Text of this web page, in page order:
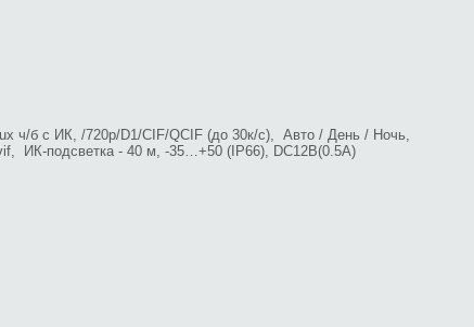
ч/б с ИК, /720p/D1/CIF/QCIF (до 30к/с), Авто / День / Ночь,
ИК-подсветка - 40 м, -35…+50 (IP66), DC12B(0.5А)